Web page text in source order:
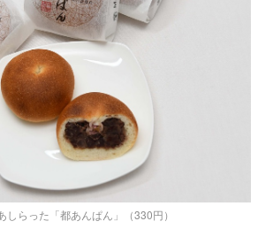
らった「都あんぱん」（330円）